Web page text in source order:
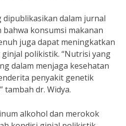
dipublikasikan dalam jurnal
konsumsi makanan
juga dapat meningkatkan
polikistik. “Nutrisi yang
dalam menjaga kesehatan
penyakit genetik
dr. Widya.
alkohol dan merokok